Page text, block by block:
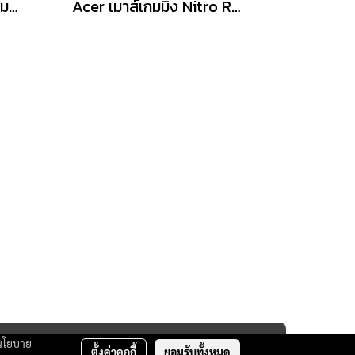
Acer Gaming Mouse (เมาส์เกมมิ่ง) Predator รุ่น G300 /6200dpi/Warranty Lifetime Acer เมาส์เกมมิ่ง Nitro RM145 Gaming Mouse
ยบาย
ตั้งค่าคุกกี้ ยอมรับทั้งหมด